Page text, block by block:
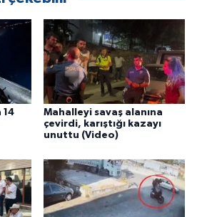
14
Mahalleyi savaş alanına
çevirdi, karıştığı kazayı
unuttu (Video)